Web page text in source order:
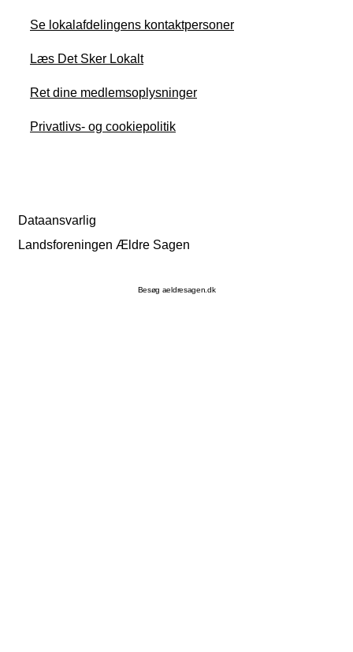
Se lokalafdelingens kontaktpersoner
Læs Det Sker Lokalt
Ret dine medlemsoplysninger
Privatlivs- og cookiepolitik
Dataansvarlig
Landsforeningen Ældre Sagen
Besøg aeldresagen.dk